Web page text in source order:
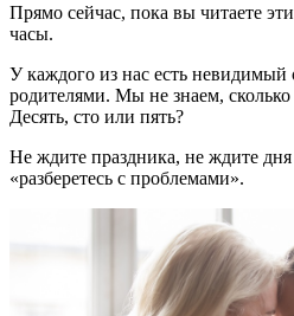
Прямо сейчас, пока вы читаете
часы.
У каждого из нас есть невидимый
родителями. Мы не знаем,
Десять, сто или пять?
Не ждите праздника, не ждите
«разберетесь с проблемами».